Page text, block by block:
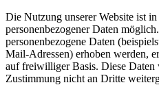
Die Nutzung unserer Website ist
personenbezogener Daten
personenbezogene Daten
Mail-Adressen) erhoben werden,
auf freiwilliger Basis. Diese Daten
Zustimmung nicht an Dritte